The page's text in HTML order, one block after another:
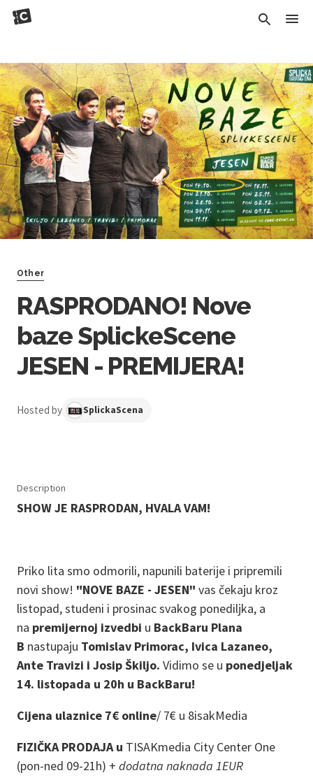
Other
RASPRODANO! Nove
baze SplickeScene
JESEN - PREMIJERA!
Hosted by SplickaScena
Description
SHOW JE RASPRODAN, HVALA VAM!
Priko lita smo odmorili, napunili baterije i pripremili
novi show! "NOVE BAZE - JESEN" vas čekaju kroz
listopad, studeni i prosinac svakog ponediljka, a
na premijernoj izvedbi u BackBaru Plana
B nastupaju Tomislav Primorac, Ivica Lazaneo,
Ante Travizi i Josip Škiljo. Vidimo se u ponedjeljak
14. listopada u 20h u BackBaru!
Cijena ulaznice 7€ online/ 7€ u 8isakMedia
FIZIČKA PRODAJA u TISAKmedia City Center One
(pon-ned 09-21h) + dodatna naknada 1EUR